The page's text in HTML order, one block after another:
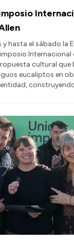
y hasta el sábado la
Internacional
cultural
eucaliptos en